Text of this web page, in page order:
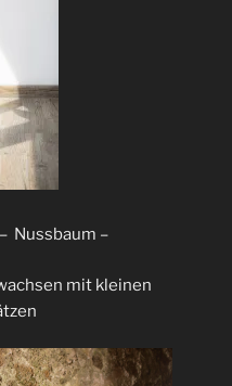
–
mit kleinen